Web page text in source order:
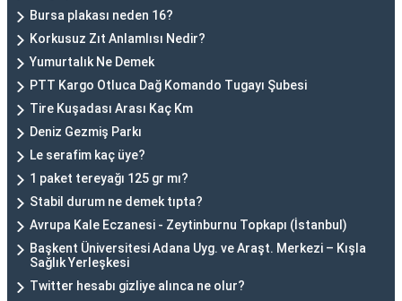
Bursa plakası neden 16?
Korkusuz Zıt Anlamlısı Nedir?
Yumurtalık Ne Demek
PTT Kargo Otluca Dağ Komando Tugayı Şubesi
Tire Kuşadası Arası Kaç Km
Deniz Gezmiş Parkı
Le serafim kaç üye?
1 paket tereyağı 125 gr mı?
Stabil durum ne demek tıpta?
Avrupa Kale Eczanesi - Zeytinburnu Topkapı (İstanbul)
Başkent Üniversitesi Adana Uyg. ve Araşt. Merkezi – Kışla
Sağlık Yerleşkesi
Twitter hesabı gizliye alınca ne olur?